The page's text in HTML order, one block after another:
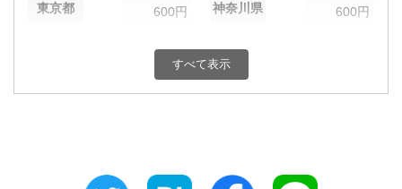
東京都 600円 神奈川県 600円
600円 富山県
すべて表示